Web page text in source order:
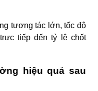
tương tác lớn, tốc độ
tiếp đến tỷ lệ chốt
hiệu quả sau